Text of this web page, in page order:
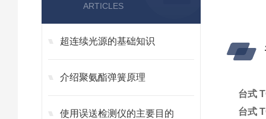
ARTICLES
超连续光源的基础知识
介绍聚氨酯弹簧原理
使用误送检测仪的主要目的
台式
台式